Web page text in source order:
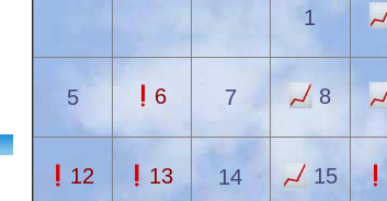
1
5 6 7 8
12 13 14 15